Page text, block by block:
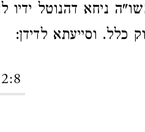
ניחא דהנוטל ידיו
כלל. וסייעתא לדידן:
2:8